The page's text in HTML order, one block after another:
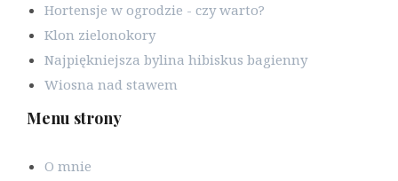
Hortensje w ogrodzie - czy warto?
Klon zielonokory
Najpiękniejsza bylina hibiskus bagienny
Wiosna nad stawem
Menu strony
O mnie